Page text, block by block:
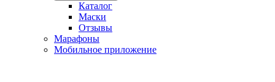
Каталог
Маски
Отзывы
Марафоны
Мобильное приложение